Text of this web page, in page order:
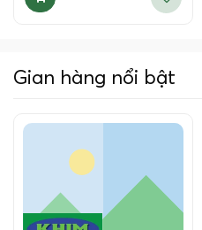
Gian hàng nổi bật